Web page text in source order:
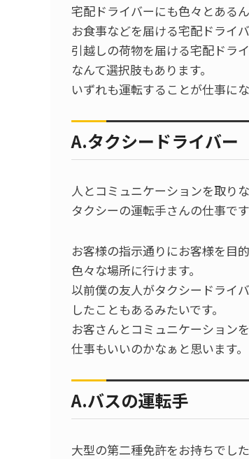
宅配ドライバーにも色々とある
お食事などを届ける宅配ドライ
引越しの荷物を届ける宅配ドラ
なんて選択肢もあります。
いずれも運転することが仕事に
A.タクシードライバー
人とコミュニケーションを取り
タクシーの運転手さんの仕事で
お客様の指示通りにお客様を目
色々な場所に行けます。
以前僕の友人がタクシードライ
したこともあるみたいです。
お客さんとコミュニケーション
仕事もいいのかなぁと思います。
A.バスの運転手
大型の第二種免許をお持ちでし